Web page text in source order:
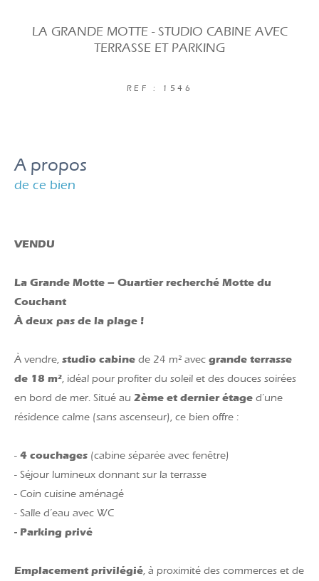
LA GRANDE MOTTE - STUDIO CABINE AVEC
TERRASSE ET PARKING
REF : 1546
a propos
de ce bien
VENDU
La Grande Motte – Quartier recherché Motte du
Couchant
À deux pas de la plage !
À vendre, studio cabine de 24 m² avec grande terrasse
de 18 m², idéal pour profiter du soleil et des douces soirées
en bord de mer. Situé au 2ème et dernier étage d’une
résidence calme (sans ascenseur), ce bien offre :
- 4 couchages (cabine séparée avec fenêtre)
- Séjour lumineux donnant sur la terrasse
- Coin cuisine aménagé
- Salle d’eau avec WC
- Parking privé
Emplacement privilégié, à proximité des commerces et de